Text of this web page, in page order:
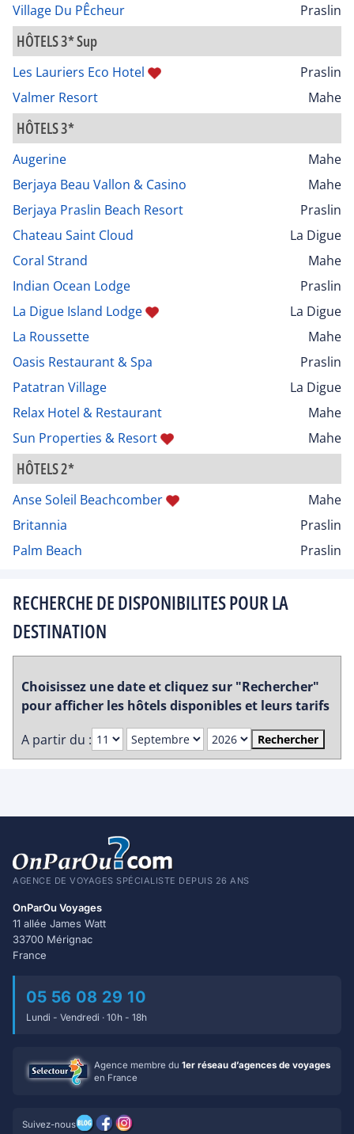
Village Du PÊcheur
Praslin
HÔTELS 3* Sup
Les Lauriers Eco Hotel
Praslin
Valmer Resort
Mahe
HÔTELS 3*
Augerine
Mahe
Berjaya Beau Vallon & Casino
Mahe
Berjaya Praslin Beach Resort
Praslin
Chateau Saint Cloud
La Digue
Coral Strand
Mahe
Indian Ocean Lodge
Praslin
La Digue Island Lodge
La Digue
La Roussette
Mahe
Oasis Restaurant & Spa
Praslin
Patatran Village
La Digue
Relax Hotel & Restaurant
Mahe
Sun Properties & Resort
Mahe
HÔTELS 2*
Anse Soleil Beachcomber
Mahe
Britannia
Praslin
Palm Beach
Praslin
RECHERCHE DE DISPONIBILITES POUR LA
DESTINATION
Choisissez une date et cliquez sur "Rechercher"
pour afficher les hôtels disponibles et leurs tarifs
A partir du :
Rechercher
AGENCE DE VOYAGES SPÉCIALISTE DEPUIS 26 ANS
OnParOu Voyages
11 allée James Watt
33700 Mérignac
France
05 56 08 29 10
Lundi - Vendredi · 10h - 18h
Agence membre du 1er réseau d’agences de voyages
en France
Suivez-nous